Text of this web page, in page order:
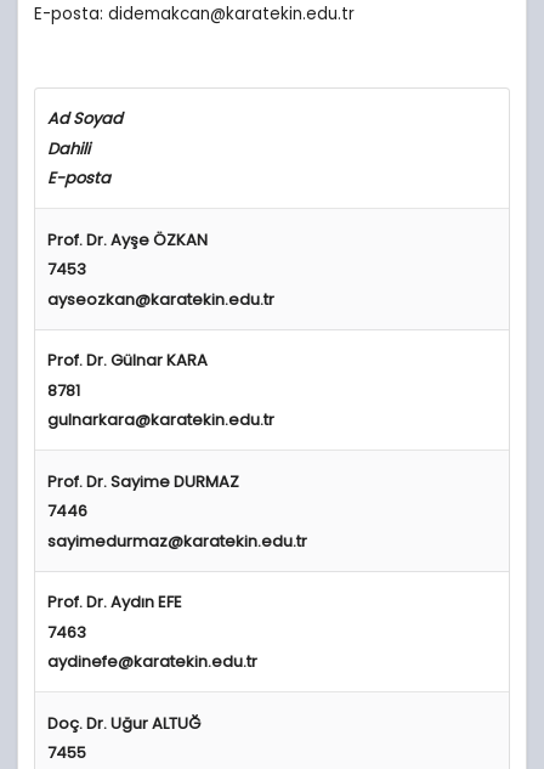
E-posta: didemakcan@karatekin.edu.tr
Ad Soyad
Dahili
E-posta
Prof. Dr. Ayşe ÖZKAN
7453
ayseozkan@karatekin.edu.tr
Prof. Dr.Gülnar KARA
8781
gulnarkara@karatekin.edu.tr
Prof. Dr.Sayime DURMAZ
7446
sayimedurmaz@karatekin.edu.tr
Prof. Dr.Aydın EFE
7463
aydinefe@karatekin.edu.tr
Doç. Dr. Uğur ALTUĞ
7455